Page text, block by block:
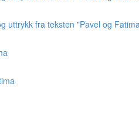
uttrykk fra teksten "Pavel og